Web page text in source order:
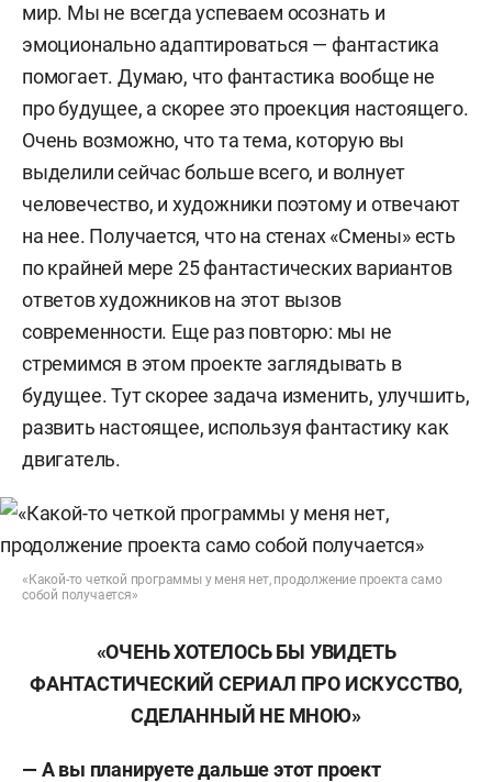
мир. Мы не всегда успеваем осознать и
эмоционально адаптироваться — фантастика
помогает. Думаю, что фантастика вообще не
про будущее, а скорее это проекция настоящего.
Очень возможно, что та тема, которую вы
выделили сейчас больше всего, и волнует
человечество, и художники поэтому и отвечают
на нее. Получается, что на стенах «Смены» есть
по крайней мере 25 фантастических вариантов
ответов художников на этот вызов
современности. Еще раз повторю: мы не
стремимся в этом проекте заглядывать в
будущее. Тут скорее задача изменить, улучшить,
развить настоящее, используя фантастику как
двигатель.
«Какой-то четкой программы у меня нет, продолжение проекта само
собой получается»
«ОЧЕНЬ ХОТЕЛОСЬ БЫ УВИДЕТЬ
ФАНТАСТИЧЕСКИЙ СЕРИАЛ ПРО ИСКУССТВО,
СДЕЛАННЫЙ НЕ МНОЮ»
— А вы планируете дальше этот проект